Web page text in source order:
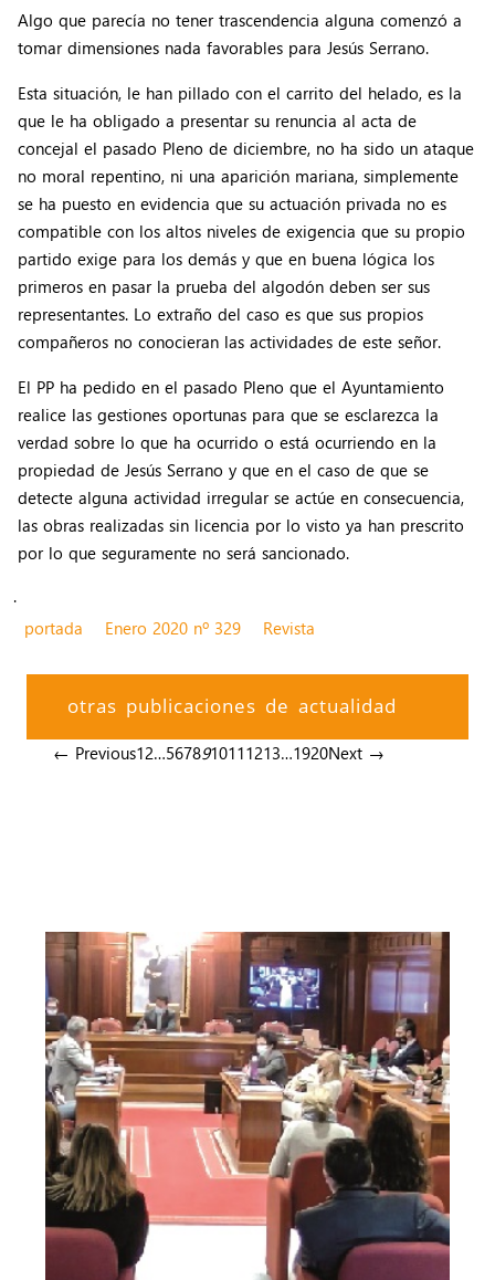
Algo que parecía no tener trascendencia alguna comenzó a
tomar dimensiones nada favorables para Jesús Serrano.
Esta situación, le han pillado con el carrito del helado, es la
que le ha obligado a presentar su renuncia al acta de
concejal el pasado Pleno de diciembre, no ha sido un ataque
no moral repentino, ni una aparición mariana, simplemente
se ha puesto en evidencia que su actuación privada no es
compatible con los altos niveles de exigencia que su propio
partido exige para los demás y que en buena lógica los
primeros en pasar la prueba del algodón deben ser sus
representantes. Lo extraño del caso es que sus propios
compañeros no conocieran las actividades de este señor.
El PP ha pedido en el pasado Pleno que el Ayuntamiento
realice las gestiones oportunas para que se esclarezca la
verdad sobre lo que ha ocurrido o está ocurriendo en la
propiedad de Jesús Serrano y que en el caso de que se
detecte alguna actividad irregular se actúe en consecuencia,
las obras realizadas sin licencia por lo visto ya han prescrito
por lo que seguramente no será sancionado.
.
portada
Enero 2020 nº 329 Revista
otras publicaciones de actualidad
← Previous12…5678910111213…1920Next →